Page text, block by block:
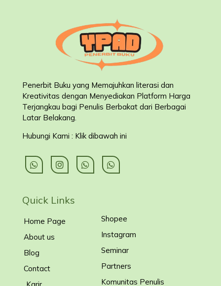
Penerbit Buku yang Memajuhkan literasi dan
Kreativitas dengan Menyediakan Platform Harga
Terjangkau bagi Penulis Berbakat dari Berbagai
Latar Belakang
Hubungi Kami : Klik dibawah ini
Quick Links
Home Page
About us
Blog
Contact
Shopee
Instagram
Seminar
Partners
Komunitas Penulis